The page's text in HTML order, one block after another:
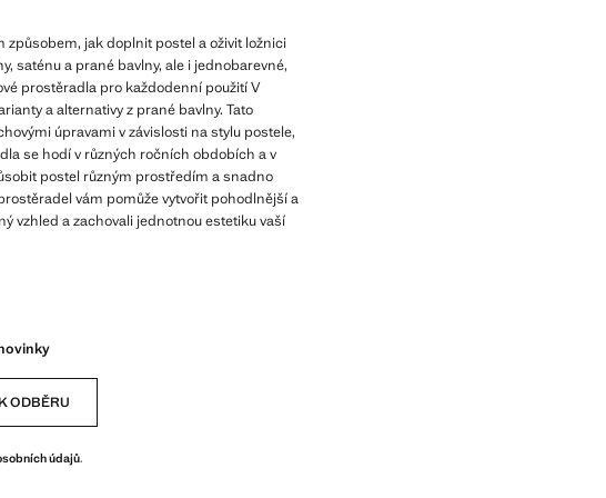
jak doplnit postel a oživit ložnici
saténu a prané bavlny, ale i jednobarevné,
prostěradla pro každodenní použití V
a alternativy z prané bavlny. Tato
úpravami v závislosti na stylu postele,
se hodí v různých ročních obdobích a v
postel různým prostředím a snadno
vám pomůže vytvořit pohodlnější a
vzhled a zachovali jednotnou estetiku vaší
ODBĚRU
údajů.